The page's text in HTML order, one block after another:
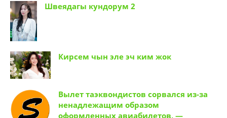
Швеядагы кундорум 2
Кирсем чын эле эч ким жок
Вылет таэквондистов сорвался из-за
ненадлежащим образом
оформленных авиабилетов, —